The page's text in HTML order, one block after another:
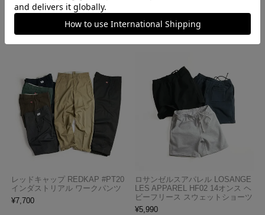
¥4,990
レッドキャップ REDKAP #PT20
インダストリアル ワークパンツ
¥7,700
ロサンゼルスアパレル LOSANGE
LES APPAREL HF02 14オンス ヘ
ビーフリース スウェットショーツ
¥5,990